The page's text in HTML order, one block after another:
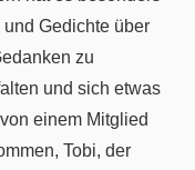
Gedichte über
zu
und sich etwas
einem Mitglied
Tobi, der